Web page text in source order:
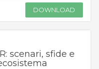
DOWNLOAD
scenari, sfide e